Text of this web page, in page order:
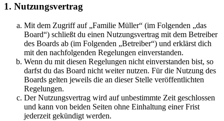
1. Nutzungsvertrag
Mit dem Zugriff auf „Familie Müller“ (im Folgenden „das
Board“) schließt du einen Nutzungsvertrag mit dem Betreiber
des Boards ab (im Folgenden „Betreiber“) und erklärst dich
mit den nachfolgenden Regelungen einverstanden.
Wenn du mit diesen Regelungen nicht einverstanden bist, so
darfst du das Board nicht weiter nutzen. Für die Nutzung des
Boards gelten jeweils die an dieser Stelle veröffentlichten
Regelungen.
Der Nutzungsvertrag wird auf unbestimmte Zeit geschlossen
und kann von beiden Seiten ohne Einhaltung einer Frist
jederzeit gekündigt werden.